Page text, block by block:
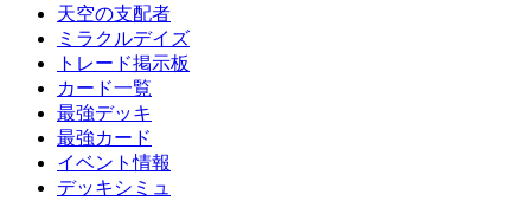
天空の支配者
ミラクルデイズ
トレード掲示板
カード一覧
最強デッキ
最強カード
イベント情報
デッキシミュ